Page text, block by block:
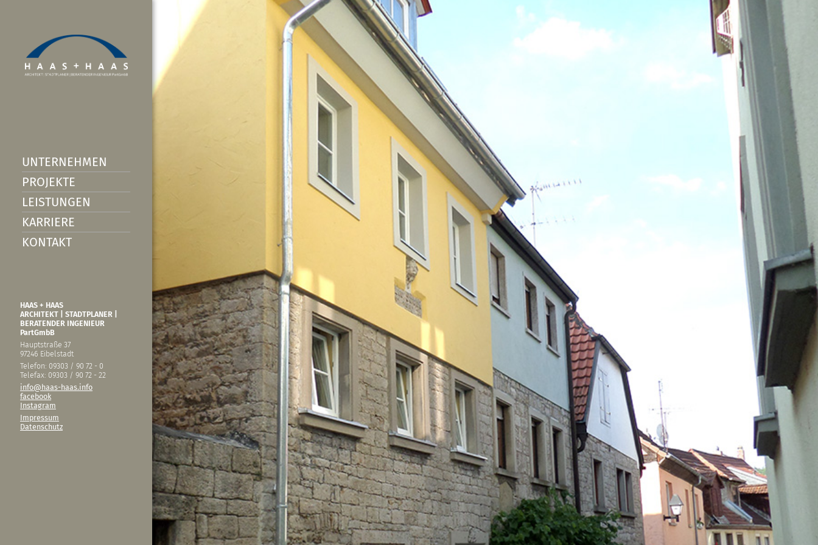
UNTERNEHMEN
PROJEKTE
LEISTUNGEN
KARRIERE
KONTAKT
HAAS + HAAS
ARCHITEKT | STADTPLANER |
BERATENDER INGENIEUR
PartGmbB
Hauptstraße 37
97246 Eibelstadt
Telefon: 09303 / 90 72 - 0
Telefax: 09303 / 90 72 - 22
info@haas-haas.info
facebook
Instagram
Impressum
Datenschutz